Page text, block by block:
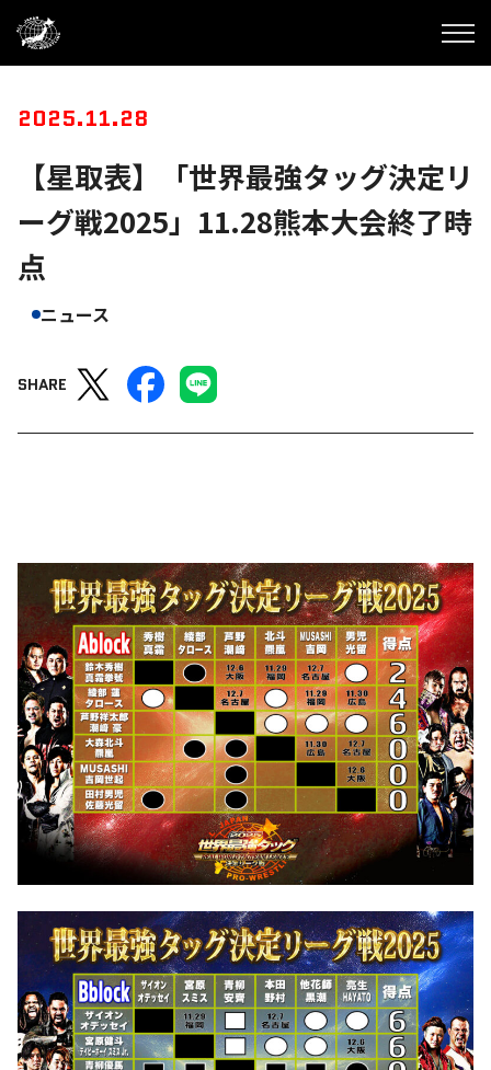
2025.11.28
【星取表】「世界最強タッグ決定リ
ーグ戦2025」11.28熊本大会終了時
点
ニュース
SHARE